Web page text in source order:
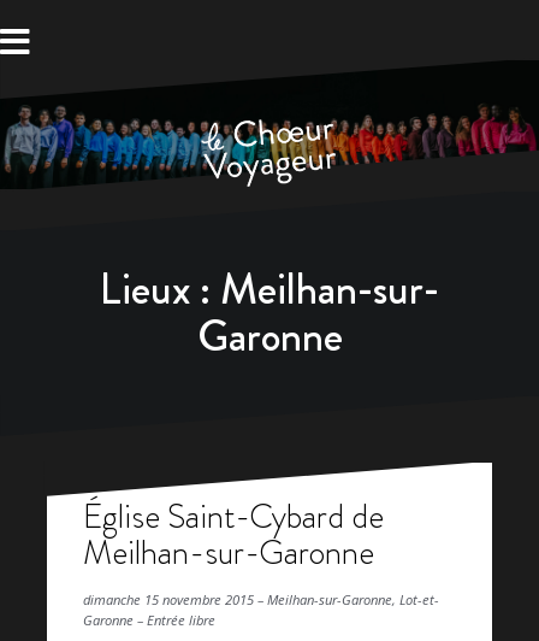
au
Lieux : Meilhan-sur-
Garonne
Église Saint-Cybard de
Meilhan-sur-Garonne
dimanche 15 novembre 2015 – Meilhan-sur-Garonne, Lot-et-
Garonne – Entrée libre